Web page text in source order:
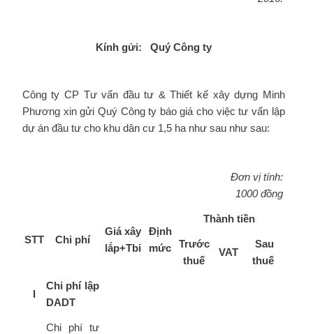
Kính gửi: Quý Công ty
Công ty CP Tư vấn đầu tư & Thiết kế xây dựng Minh
Phương xin gửi Quý Công ty báo giá cho việc tư vấn lập
dự án đầu tư cho khu dân cư 1,5 ha như sau như sau:
Đơn vị tính:
1000 đồng
STT Chi phí
Giá xây
lắp+Tbi
Định
mức
Thành tiền
Trước
thuế
VAT
Sau
thuế
I
Chi phí lập
DADT
Chi phí tư